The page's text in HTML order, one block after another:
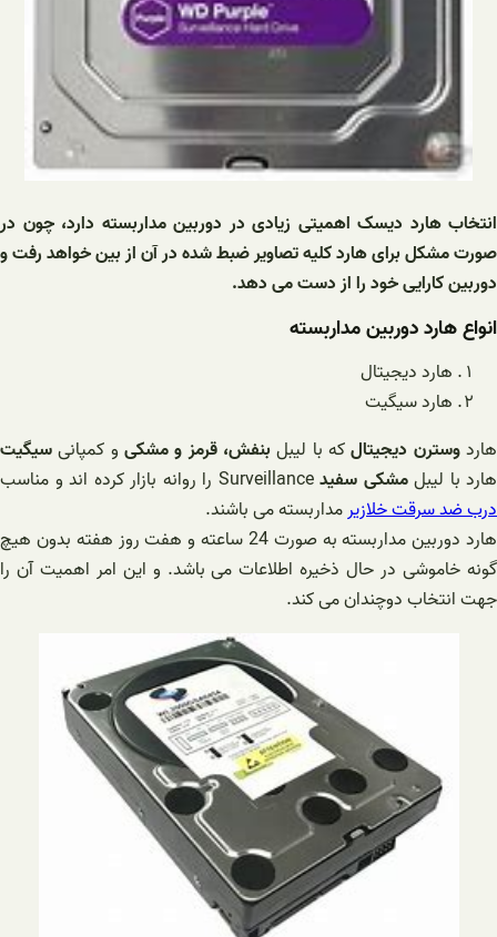
انتخاب هارد دیسک اهمیتی زیادی در دوربین مداربسته دارد، چون در
صورت مشکل برای هارد کلیه تصاویر ضبط شده در آن از بین خواهد رفت و
دوربین کارایی خود را از دست می دهد.
انواع هارد دوربین مداربسته
هارد دیجیتال
هارد سیگیت
هاردوسترن دیجیتالکه با لیبلبنفش، قرمز و مشکی و کمپانیسیگیت
هارد با لیبلمشکی سفیدSurveillance را روانه بازار کرده اند و مناسب
درب ضد سرقت خلازیرمداربسته می باشند.
هارد دوربین مداربسته به صورت 24 ساعته و هفت روز هفته بدون هیچ
گونه خاموشی در حال ذخیره اطلاعات می باشد. و این امر اهمیت آن را
جهت انتخاب دوچندان می کند.